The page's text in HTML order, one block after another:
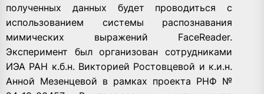
полученных данных будет проводиться с
использованием системы распознавания
мимических выражений FaceReader.
Эксперимент был организован сотрудниками
ИЭА РАН к.б.н. Викторией Ростовцевой и к.и.н.
Анной Мезенцевой в рамках проекта РНФ №